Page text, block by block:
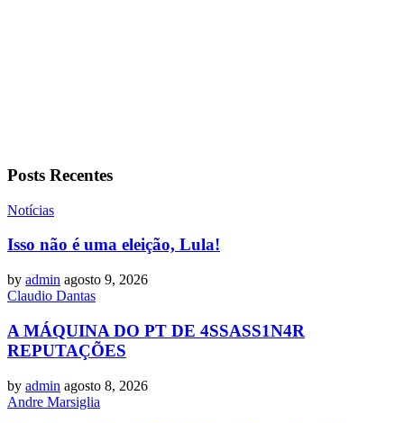
Posts Recentes
Notícias
Isso não é uma eleição, Lula!
by admin agosto 9, 2026
Claudio Dantas
A MÁQUINA DO PT DE 4SSASS1N4R
REPUTAÇÕES
by admin agosto 8, 2026
Andre Marsiglia